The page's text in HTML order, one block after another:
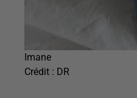
Imane
Crédit : DR